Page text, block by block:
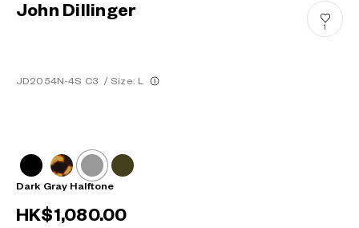
John Dillinger
JD2054N-4S C3 / Size: L
1
Dark Gray Halftone
HK$1,080.00